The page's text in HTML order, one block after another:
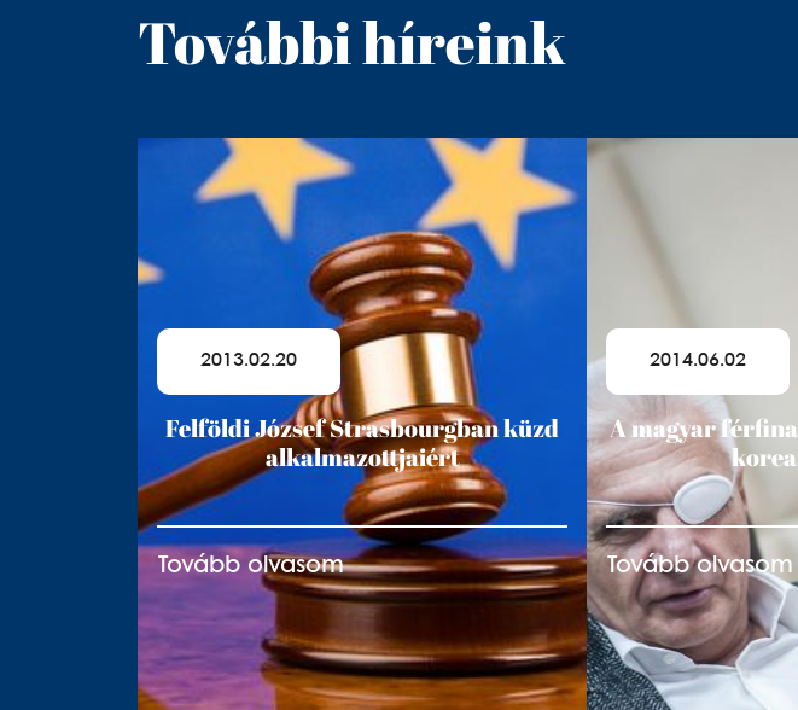
További híreink
2013.02.20
Felföldi József Strasbourgban küzd
alkalmazottjaiért
Tovább olvasom
2014.06.02
A magyar
Tovább olvasom